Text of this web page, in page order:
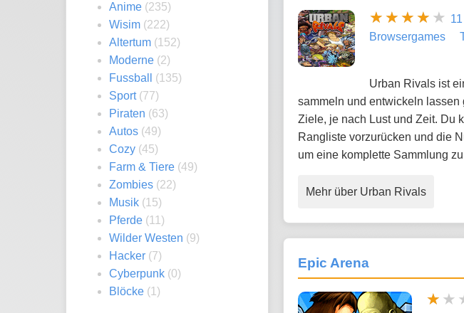
Anime (235)
Wisim (222)
Altertum (152)
Moderne (2)
Fussball
(135)
Sport(77)
Piraten (63)
Autos (49)
Cozy (45)
Farm & Tiere (49)
Zombies (22)
Musik (15)
Pferde (11)
Wilder Westen (9)
Hacker (7)
Cyberpunk (0)
Blöcke (1)
Browsergames
Urban Rivals ist
sammeln und entwickeln
Ziele, je nach Lust und Zeit. Du
Rangliste vorzurücken und die
um eine komplette Sammlung
Mehr über Urban Rivals
Epic Arena